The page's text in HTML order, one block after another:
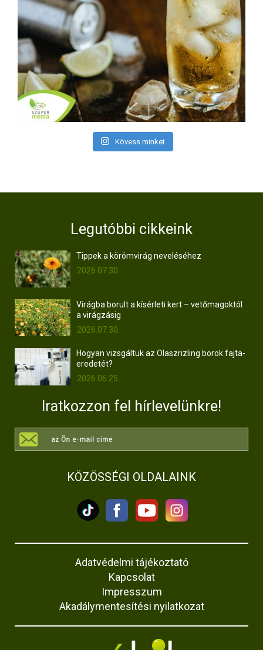
Kövess minket
Legutóbbi cikkeink
Tippek a körömvirág neveléséhez
2026.07.30.
Virágba borult a kísérleti kert – vetőmagoktól
a virágzásig
2026.07.30.
Hogyan vizsgáltuk az Olaszrizling borok fajta-
eredetét?
2026.06.25.
Iratkozzon fel hírlevelünkre!
KÖZÖSSÉGI OLDALAINK
Adatvédelmi tájékoztató
Kapcsolat
Impresszum
Akadálymentesítési nyilatkozat